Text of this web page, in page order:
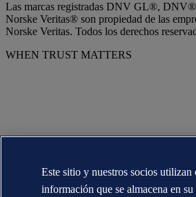
Las marcas registradas DNV GL®,
Norske Veritas® son propiedad de las
Norske Veritas. Todos los derechos
WHEN TRUST MATTERS
Este sitio y nuestros socios utilizan
información que se almacena en